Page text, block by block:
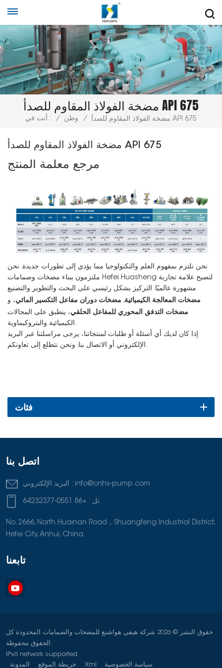
مضخة الفولاذ المقاوم للصدأ API 675
أنت في : / وطن / مضخة الفولاذ المقاوم للصدأ API 675
مضخة الفولاذ المقاوم للصدأ API 675
مرجع معلمة المنتج
نحن نلتزم بمفهوم العلم والتكنولوجيا مما يؤدي إلى تطورات جديدة. نحن
ملتزمون ببناء مضخات وصمامات Hefei Huasheng لتصبح علامة تجارية
مشهورة عالميًا. التركيز بشكل رئيسي على البحث والتطوير والتصنيع
مضخات المعالجة الكيميائية, مضخات دوران مفاعل التكسير المائي، و
مضخات التدفق المحوري للمفاعل الحلقي، ينطبق على المجالات
الكيميائية والبتروكيماوية.
إذا كان لديك أي أسئلة أو طلبات لمنتجاتنا، يرجى مراسلتنا عبر البريد
الإلكتروني أو الاتصال بنا. ونحن نتطلع إلى تعاونكم.
فئات
اتصل بنا
البريد الإلكتروني : info@cnhs-pump.com
تل : +86 0551-64232377
No. 2666, North Huainan Road，Shuangfeng Industrial District,
Hefei City, Anhui, China.
تابعنا
حقوق النشر © 2026 شركة هيفي هواشنغ للمضخات والصمامات المحدودة كل
الحقوق محفوظة.
IPv6 network supported.
المدونة
خريطة الموقع Xml سياسة الخصوصية